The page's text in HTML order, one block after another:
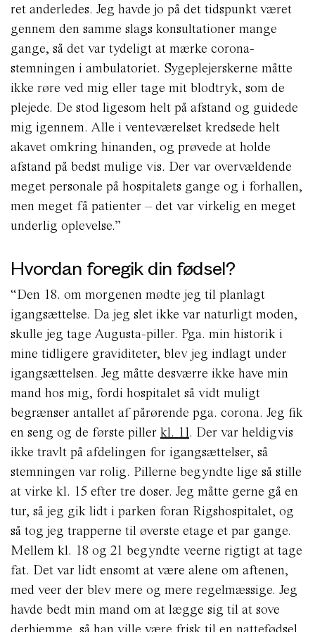
ret anderledes. Jeg havde jo på det tidspunkt været
gennem den samme slags konsultationer mange
gange, så det var tydeligt at mærke corona-
stemningen i ambulatoriet. Sygeplejerskerne måtte
ikke røre ved mig eller tage mit blodtryk, som de
plejede. De stod ligesom helt på afstand og guidede
mig igennem. Alle i venteværelset kredsede helt
akavet omkring hinanden, og prøvede at holde
afstand på bedst mulige vis. Der var overvældende
meget personale på hospitalets gange og i forhallen,
men meget få patienter – det var virkelig en meget
underlig oplevelse.”
Hvordan foregik din fødsel?
“Den 18. om morgenen mødte jeg til planlagt
igangsættelse. Da jeg slet ikke var naturligt moden,
skulle jeg tage Augusta-piller. Pga. min historik i
mine tidligere graviditeter, blev jeg indlagt under
igangsættelsen. Jeg måtte desværre ikke have min
mand hos mig, fordi hospitalet så vidt muligt
begrænser antallet af pårørende pga. corona. Jeg fik
en seng og de første piller kl. 11. Der var heldigvis
ikke travlt på afdelingen for igangsættelser, så
stemningen var rolig. Pillerne begyndte lige så stille
at virke kl. 15 efter tre doser. Jeg måtte gerne gå en
tur, så jeg gik lidt i parken foran Rigshospitalet, og
så tog jeg trapperne til øverste etage et par gange.
Mellem kl. 18 og 21 begyndte veerne rigtigt at tage
fat. Det var lidt ensomt at være alene om aftenen,
med veer der blev mere og mere regelmæssige. Jeg
havde bedt min mand om at lægge sig til at sove